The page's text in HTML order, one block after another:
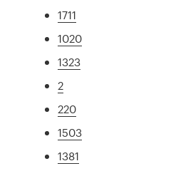
1711
1020
1323
2
220
1503
1381